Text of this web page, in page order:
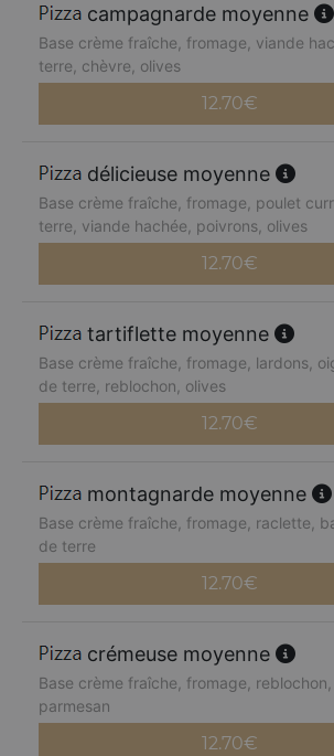
campagnarde moyenne
Base crème fraîche, fromage, viande
terre, chèvre, olives
12.70€
délicieuse moyenne
Base crème fraîche, fromage, poulet
terre, viande hachée, poivrons, olives
12.70€
tartiflette moyenne
Base crème fraîche, fromage, lardons,
de terre, reblochon, olives
12.70€
montagnarde moyenne
Base crème fraîche, fromage, raclette,
de terre
12.70€
crémeuse moyenne
Base crème fraîche, fromage,
parmesan
12.70€